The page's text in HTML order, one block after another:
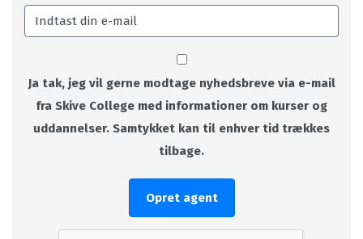
Ja tak, jeg vil gerne modtage nyhedsbreve via e-mail
fra Skive College med informationer om kurser og
uddannelser. Samtykket kan til enhver tid trækkes
tilbage.
Opret agent